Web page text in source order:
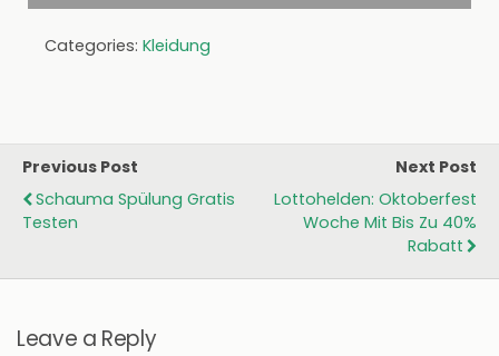
Categories: Kleidung
Previous Post
Schauma Spülung Gratis
Testen
Next Post
Lottohelden: Oktoberfest
Woche Mit Bis Zu 40%
Rabatt
Leave a Reply